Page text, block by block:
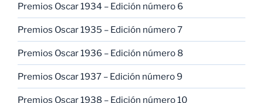
Premios Oscar 1934 – Edición número 6
Premios Oscar 1935 – Edición número 7
Premios Oscar 1936 – Edición número 8
Premios Oscar 1937 – Edición número 9
Premios Oscar 1938 – Edición número 10